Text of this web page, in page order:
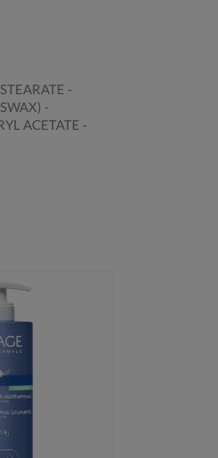
-
-
ACETATE -